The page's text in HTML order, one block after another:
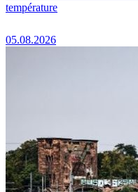
température
05.08.2026